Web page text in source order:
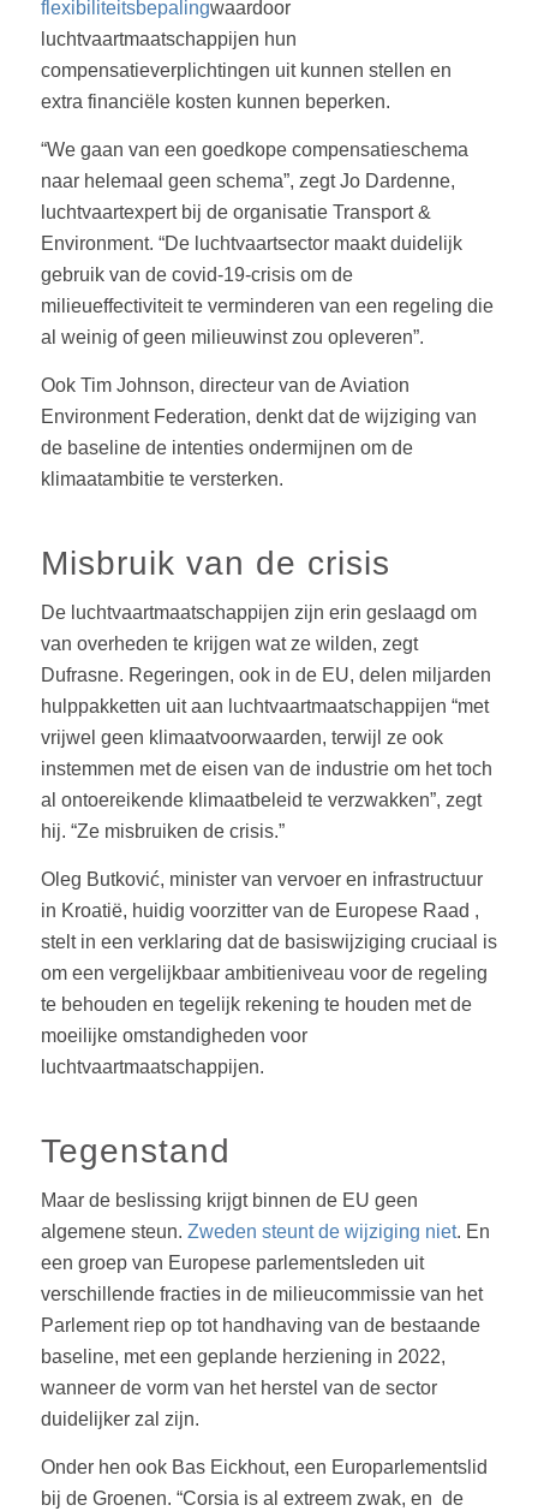
flexibiliteitsbepalingwaardoor
luchtvaartmaatschappijen hun
compensatieverplichtingen uit kunnen stellen en
extra financiële kosten kunnen beperken.
“We gaan van een goedkope compensatieschema
naar helemaal geen schema”, zegt Jo Dardenne,
luchtvaartexpert bij de organisatie Transport &
Environment. “De luchtvaartsector maakt duidelijk
gebruik van de covid-19-crisis om de
milieueffectiviteit te verminderen van een regeling die
al weinig of geen milieuwinst zou opleveren”.
Ook Tim Johnson, directeur van de Aviation
Environment Federation, denkt dat de wijziging van
de baseline de intenties ondermijnen om de
klimaatambitie te versterken.
Misbruik van de crisis
De luchtvaartmaatschappijen zijn erin geslaagd om
van overheden te krijgen wat ze wilden, zegt
Dufrasne. Regeringen, ook in de EU, delen miljarden
hulppakketten uit aan luchtvaartmaatschappijen “met
vrijwel geen klimaatvoorwaarden, terwijl ze ook
instemmen met de eisen van de industrie om het toch
al ontoereikende klimaatbeleid te verzwakken”, zegt
hij. “Ze misbruiken de crisis.”
Oleg Butković, minister van vervoer en infrastructuur
in Kroatië, huidig voorzitter van de Europese Raad ,
stelt in een verklaring dat de basiswijziging cruciaal is
om een vergelijkbaar ambitieniveau voor de regeling
te behouden en tegelijk rekening te houden met de
moeilijke omstandigheden voor
luchtvaartmaatschappijen.
Tegenstand
Maar de beslissing krijgt binnen de EU geen
algemene steun. Zweden steunt de wijziging niet. En
een groep van Europese parlementsleden uit
verschillende fracties in de milieucommissie van het
Parlement riep op tot handhaving van de bestaande
baseline, met een geplande herziening in 2022,
wanneer de vorm van het herstel van de sector
duidelijker zal zijn.
Onder hen ook Bas Eickhout, een Europarlementslid
bij de Groenen. “Corsia is al extreem zwak, en de